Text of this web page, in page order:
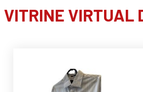
VITRINE VIRTUAL